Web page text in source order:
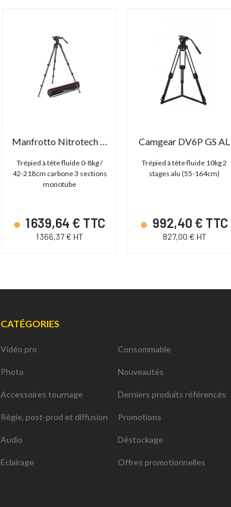
Manfrotto Nitrotech 608 & Single Leg Carbone
Trépied à tête fluide 0-8kg /
42-218cm carbone 3 sections
monotube
1 639,64 € TTC
1 366,37 € HT
Camgear DV6P GS AL
Trépied à tête fluide 10kg 2
stages alu (55-164cm)
992,40 € TTC
827,00 € HT
CATÉGORIES
Vidéo pro
Photo
Accessoires tournage
Régie, post-prod et diffusion
Audio
Eclairage
Consommable
Nouveautés
Derniers produits référencés
Promotions
Déstockage
Offres promotionnelles